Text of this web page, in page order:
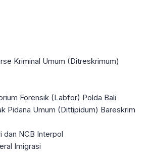
Kriminal Umum (Ditreskrimum)
Forensik (Labfor) Polda Bali
Pidana Umum (Dittipidum) Bareskrim
dan NCB Interpol
Imigrasi